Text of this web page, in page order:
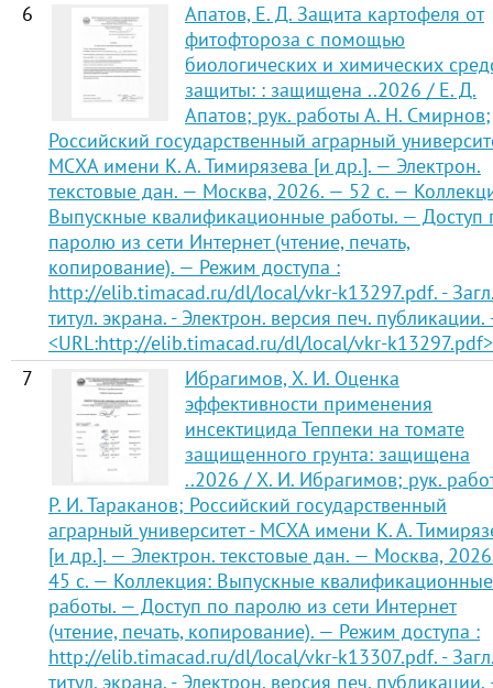
6
Апатов, Е. Д. Защита картофеля от
фитофтороза с помощью
биологических и химических
защиты: : защищена ..2026 / Е. Д.
Апатов; рук. работы А. Н. Смирнов;
Российский государственный аграрный
МСХА имени К. А. Тимирязева [и др.]. — Электрон.
текстовые дан. — Москва, 2026. — 52 с. —
Выпускные квалификационные работы. — Доступ
паролю из сети Интернет (чтение, печать,
копирование). — Режим доступа :
http://elib.timacad.ru/dl/local/vkr-k13297.pdf. -
титул. экрана. - Электрон. версия печ.
<URL:http://elib.timacad.ru/dl/local/vkr-
7
Ибрагимов, Х. И. Оценка
эффективности применения
инсектицида Теппеки на томате
защищенного грунта: защищена
..2026 / Х. И. Ибрагимов; рук.
Р. И. Тараканов; Российский государственный
аграрный университет - МСХА имени К. А.
[и др.]. — Электрон. текстовые дан. — Москва,
45 с. — Коллекция: Выпускные квалификационные
работы. — Доступ по паролю из сети Интернет
(чтение, печать, копирование). — Режим доступа :
http://elib.timacad.ru/dl/local/vkr-k13307.pdf. -
титул. экрана. - Электрон. версия печ.